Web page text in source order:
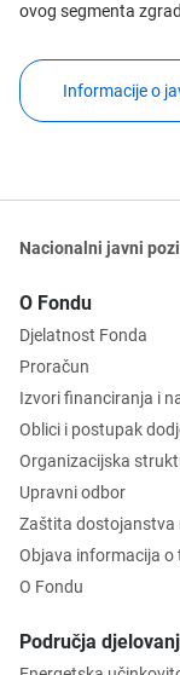
ovog segmenta
Informacije o
Nacionalni javni
O Fondu
Djelatnost Fonda
Proračun
Izvori financiranja i
Oblici i postupak
Organizacijska
Upravni odbor
Zaštita dostojanstva
Objava informacija o
O Fondu
Područja